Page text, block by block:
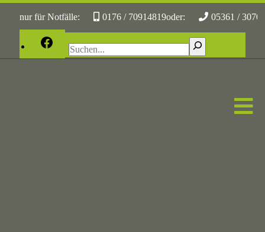
nur für Notfälle: 0176 / 70914819oder: 05361 /
Facebook